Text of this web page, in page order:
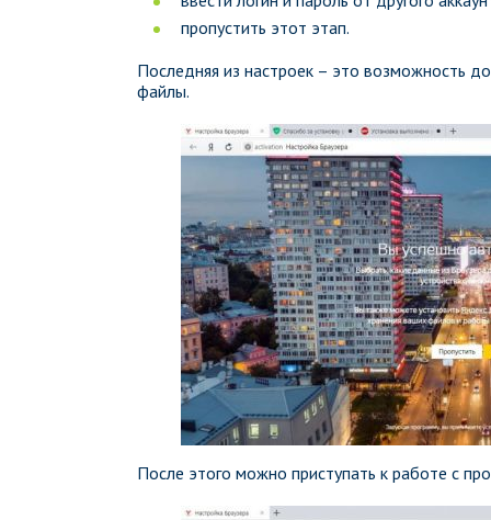
пропустить этот этап.
Последняя из настроек – это возможность
файлы.
После этого можно приступать к работе с